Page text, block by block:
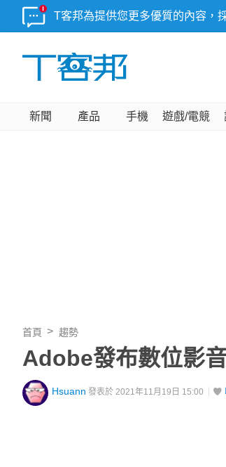
T客邦為提供您更多優質的內容，
新聞 產品 手機 遊戲/電競
首頁 趨勢
Adobe發布數位影
Hsuann 發表於 2021年11月19日 15:00